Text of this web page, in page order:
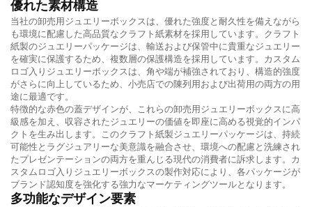
優れた素材構造
当社の卸売用ジュエリーボックスは、優れた強度と耐久性を備えながら
も環境に配慮した高品質なクラフト紙素材を採用しています。クラフト
紙製のジュエリーパッケージは、輸送および保管中に貴重なジュエリー
を確実に保護するため、複数層の保護構造を採用しています。カスタム
ロゴ入りジュエリーボックスは、角や端が補強されており、構造的強度
がさらに向上しているため、小売店での陳列用および出荷用の両方の用
途に最適です。
特徴的な赤色の蓋デザインが、これらの卸売用ジュエリーボックスに高
級感を加え、収容されたジュエリーの価値を即座に高める視覚的インパ
クトを生み出します。このクラフト紙製ジュエリーパッケージは、持続
可能性とラグジュアリーな美意識を融合させ、環境への配慮と洗練され
たプレゼンテーションの両方を重んじる現代の消費者に訴求します。カ
スタムロゴ入りジュエリーボックスの製作対応により、各パッケージが
ブランド認知度を強化する強力なマーケティングツールとなります。
多功能なデザイン要素